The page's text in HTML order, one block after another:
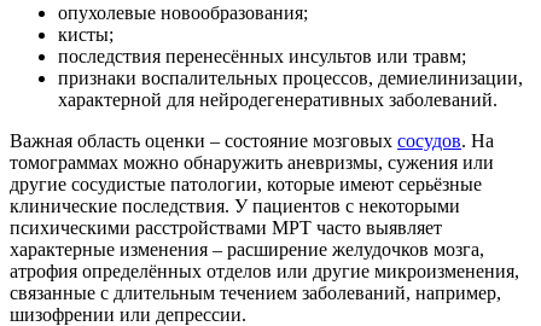
опухолевые новообразования;
кисты;
последствия перенесённых инсультов или травм;
признаки воспалительных процессов, демиелинизации,
характерной для нейродегенеративных заболеваний.
Важная область оценки – состояние мозговых сосудов. На
томограммах можно обнаружить аневризмы, сужения или
другие сосудистые патологии, которые имеют серьёзные
клинические последствия. У пациентов с некоторыми
психическими расстройствами МРТ часто выявляет
характерные изменения – расширение желудочков мозга,
атрофия определённых отделов или другие микроизменения,
связанные с длительным течением заболеваний, например,
шизофрении или депрессии.